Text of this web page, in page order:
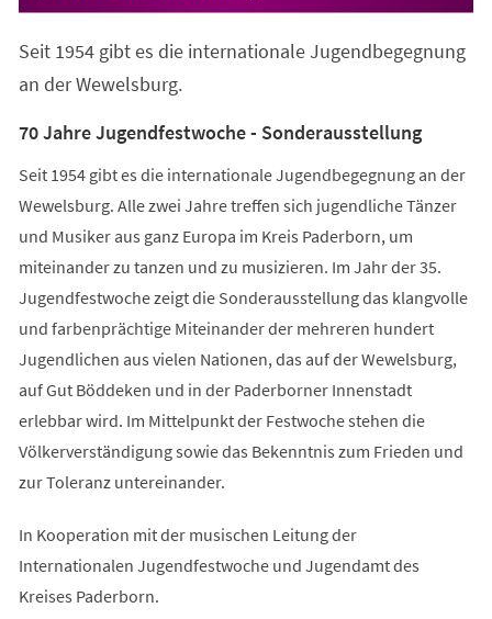
Seit 1954 gibt es die internationale Jugendbegegnung
an der Wewelsburg.
70 Jahre Jugendfestwoche - Sonderausstellung
Seit 1954 gibt es die internationale Jugendbegegnung an der
Wewelsburg. Alle zwei Jahre treffen sich jugendliche Tänzer
und Musiker aus ganz Europa im Kreis Paderborn, um
miteinander zu tanzen und zu musizieren. Im Jahr der 35.
Jugendfestwoche zeigt die Sonderausstellung das klangvolle
und farbenprächtige Miteinander der mehreren hundert
Jugendlichen aus vielen Nationen, das auf der Wewelsburg,
auf Gut Böddeken und in der Paderborner Innenstadt
erlebbar wird. Im Mittelpunkt der Festwoche stehen die
Völkerverständigung sowie das Bekenntnis zum Frieden und
zur Toleranz untereinander.
In Kooperation mit der musischen Leitung der
Internationalen Jugendfestwoche und Jugendamt des
Kreises Paderborn.